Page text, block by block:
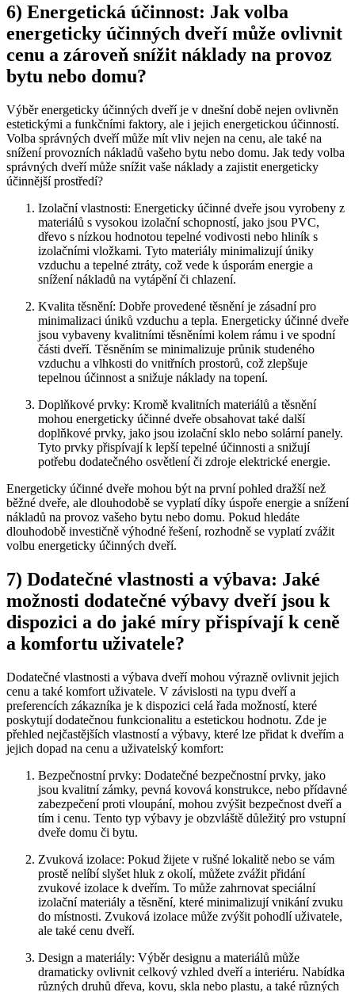
6) Energetická účinnost: Jak volba
energeticky účinných dveří může ovlivnit
cenu a zároveň snížit náklady na provoz
bytu nebo domu?
Výběr energeticky účinných dveří je v dnešní době nejen ovlivněn
estetickými a funkčními faktory, ale i jejich energetickou účinností.
Volba správných dveří může mít vliv nejen na cenu, ale také na
snížení provozních nákladů vašeho bytu nebo domu. Jak tedy volba
správných dveří může snížit vaše náklady a zajistit energeticky
účinnější prostředí?
Izolační vlastnosti: Energeticky účinné dveře jsou vyrobeny z
materiálů s vysokou izolační schopností, jako jsou PVC,
dřevo s nízkou hodnotou tepelné vodivosti nebo hliník s
izolačními vložkami. Tyto materiály minimalizují úniky
vzduchu a tepelné ztráty, což vede k úsporám energie a
snížení nákladů na vytápění či chlazení.
Kvalita těsnění: Dobře provedené těsnění je zásadní pro
minimalizaci úniků vzduchu a tepla. Energeticky účinné dveře
jsou vybaveny kvalitními těsněními kolem rámu i ve spodní
části dveří. Těsněním se minimalizuje průnik studeného
vzduchu a vlhkosti do vnitřních prostorů, což zlepšuje
tepelnou účinnost a snižuje náklady na topení.
Doplňkové prvky: Kromě kvalitních materiálů a těsnění
mohou energeticky účinné dveře obsahovat také další
doplňkové prvky, jako jsou izolační sklo nebo solární panely.
Tyto prvky přispívají k lepší tepelné účinnosti a snižují
potřebu dodatečného osvětlení či zdroje elektrické energie.
Energeticky účinné dveře mohou být na první pohled dražší než
běžné dveře, ale dlouhodobě se vyplatí díky úspoře energie a snížení
nákladů na provoz vašeho bytu nebo domu. Pokud hledáte
dlouhodobě investičně výhodné řešení, rozhodně se vyplatí zvážit
volbu energeticky účinných dveří.
7) Dodatečné vlastnosti a výbava: Jaké
možnosti dodatečné výbavy dveří jsou k
dispozici a do jaké míry přispívají k ceně
a komfortu uživatele?
Dodatečné vlastnosti a výbava dveří mohou výrazně ovlivnit jejich
cenu a také komfort uživatele. V závislosti na typu dveří a
preferencích zákazníka je k dispozici celá řada možností, které
poskytují dodatečnou funkcionalitu a estetickou hodnotu. Zde je
přehled nejčastějších vlastností a výbavy, které lze přidat k dveřím a
jejich dopad na cenu a uživatelský komfort:
Bezpečnostní prvky: Dodatečné bezpečnostní prvky, jako
jsou kvalitní zámky, pevná kovová konstrukce, nebo přídavné
zabezpečení proti vloupání, mohou zvýšit bezpečnost dveří a
tím i cenu. Tento typ výbavy je obzvláště důležitý pro vstupní
dveře domu či bytu.
Zvuková izolace: Pokud žijete v rušné lokalitě nebo se vám
prostě nelíbí slyšet hluk z okolí, můžete zvážit přidání
zvukové izolace k dveřím. To může zahrnovat speciální
izolační materiály a těsnění, které minimalizují vnikání zvuku
do místnosti. Zvuková izolace může zvýšit pohodlí uživatele,
ale také cenu dveří.
Design a materiály: Výběr designu a materiálů může
dramaticky ovlivnit celkový vzhled dveří a interiéru. Nabídka
různých druhů dřeva, kovu, skla nebo plastu, a také různých